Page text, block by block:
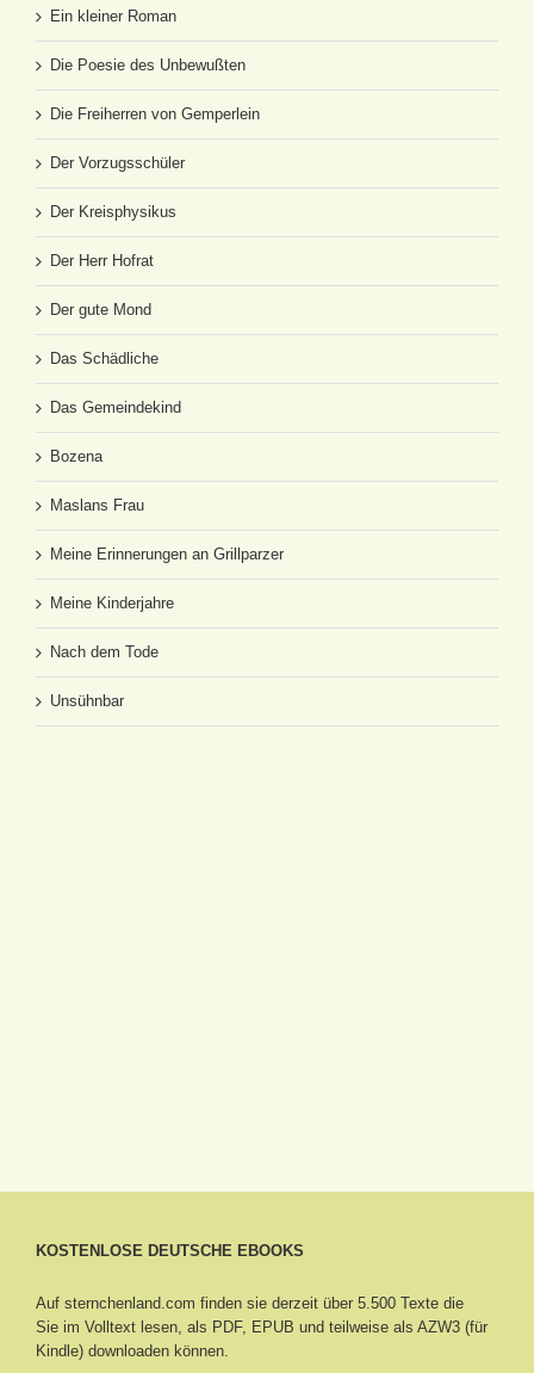
Ein kleiner Roman
Die Poesie des Unbewußten
Die Freiherren von Gemperlein
Der Vorzugsschüler
Der Kreisphysikus
Der Herr Hofrat
Der gute Mond
Das Schädliche
Das Gemeindekind
Bozena
Maslans Frau
Meine Erinnerungen an Grillparzer
Meine Kinderjahre
Nach dem Tode
Unsühnbar
KOSTENLOSE DEUTSCHE EBOOKS
Auf sternchenland.com finden sie derzeit über 5.500 Texte die
Sie im Volltext lesen, als PDF, EPUB und teilweise als AZW3 (für
Kindle) downloaden können.